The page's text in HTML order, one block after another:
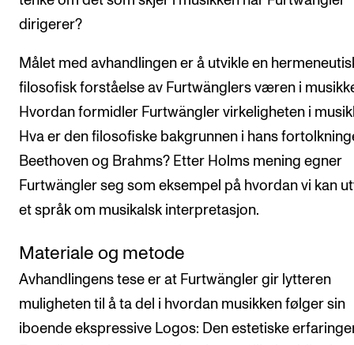
dirigerer?
Målet med avhandlingen er å utvikle en
filosofisk forståelse av Furtwänglers væren i
Hvordan formidler Furtwängler virkeligheten i
Hva er den filosofiske bakgrunnen i hans
Beethoven og Brahms? Etter Holms mening egner
Furtwängler seg som eksempel på hvordan vi kan
et språk om musikalsk interpretasjon.
Materiale og metode
Avhandlingens tese er at Furtwängler gir lytteren
muligheten til å ta del i hvordan musikken følger sin
iboende ekspressive Logos: Den estetiske